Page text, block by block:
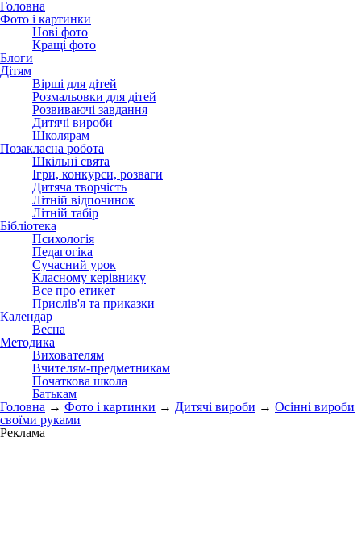
Головна
Фото і картинки
Нові фото
Кращі фото
Блоги
Дітям
Вірші для дітей
Розмальовки для дітей
Розвиваючі завдання
Дитячі вироби
Школярам
Позакласна робота
Шкільні свята
Ігри, конкурси, розваги
Дитяча творчість
Літній відпочинок
Літній табір
Бібліотека
Психологія
Педагогіка
Сучасний урок
Класному керівнику
Все про етикет
Прислів'я та приказки
Календар
Весна
Методика
Вихователям
Вчителям-предметникам
Початкова школа
Батькам
Головна → Фото і картинки → Дитячі вироби → Осінні вироби
своїми руками
Реклама